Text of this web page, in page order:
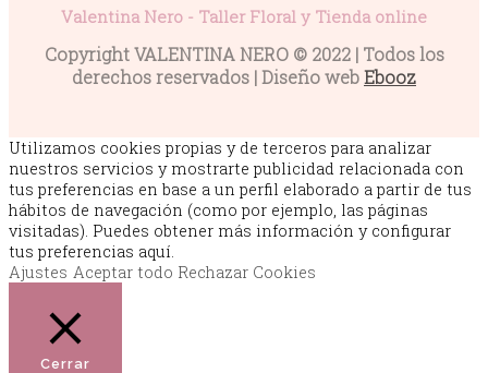
Valentina Nero - Taller Floral y Tienda online
Copyright VALENTINA NERO © 2022 | Todos los
derechos reservados | Diseño webEbooz
Utilizamos cookies propias y de terceros para analizar
nuestros servicios y mostrarte publicidad relacionada con
tus preferencias en base a un perfil elaborado a partir de tus
hábitos de navegación (como por ejemplo, las páginas
visitadas). Puedes obtener más información y configurar
tus preferencias aquí.
Ajustes Aceptar todo Rechazar Cookies
Cerrar